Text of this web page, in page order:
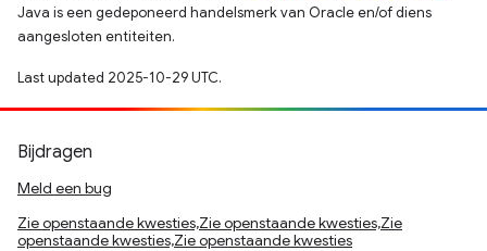
Java is een gedeponeerd handelsmerk van Oracle en/of diens
aangesloten entiteiten.
Last updated 2025-10-29 UTC.
Bijdragen
Meld een bug
Zie openstaande kwesties,Zie openstaande kwesties,Zie
openstaande kwesties,Zie openstaande kwesties